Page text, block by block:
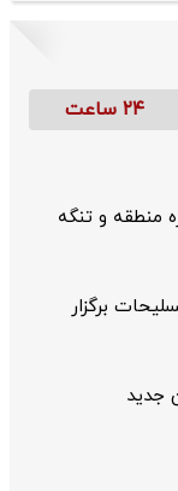
۲۴ ساعت
منطقه و تنگه
برگزار